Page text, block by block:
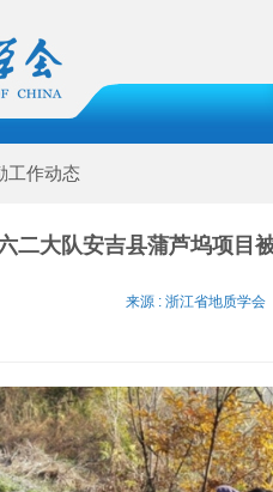
工作动态
二大队安吉县蒲芦坞项目
来源 : 浙江省地质学